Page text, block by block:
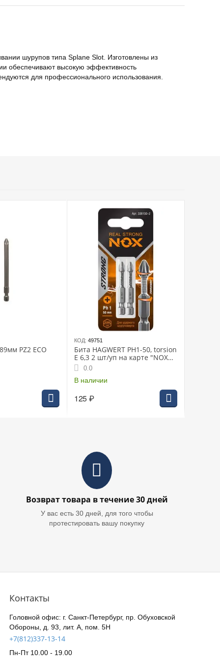
шурупов типа Splane Slot. Изготовлены из
обеспечивают высокую эффективность
для профессионального использования.
PZ2 ECO
КОД: 49751
Бита HAGWERT PH1-50, torsion
E 6,3 2 шт/уп на карте "NOX
STRONG"
0.0
В наличии
125₽
Возврат товара в течение 30 дней
У вас есть 30 дней, для того чтобы
протестировать вашу покупку
Контакты
Головной офис: г. Санкт-Петербург, пр. Обуховской
Обороны, д. 93, лит. А, пом. 5Н
+7(812)337-13-14
Пн-Пт 10.00 - 19.00